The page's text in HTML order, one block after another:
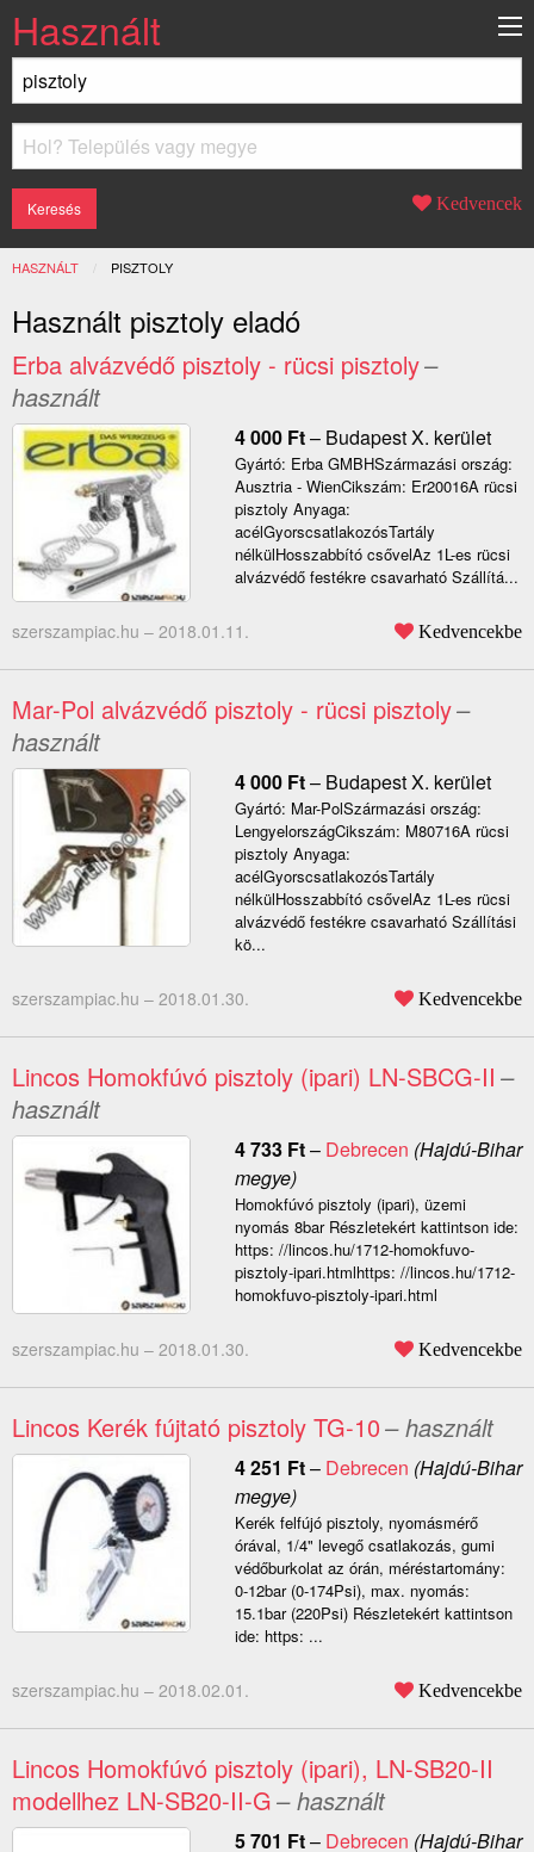
Használt
Kedvencek
HASZNÁLT JELENLEGI:
PISZTOLY
Használt pisztoly eladó
Erba alvázvédő pisztoly - rücsi pisztoly–
használt
4 000 Ft– Budapest X. kerület
Gyártó: Erba GMBHSzármazási ország:
Ausztria - WienCikszám: Er20016A rücsi
pisztoly Anyaga:
acélGyorscsatlakozósTartály
nélkülHosszabbító csővelAz 1L-es rücsi
alvázvédő festékre csavarható Szállítá...
szerszampiac.hu – 2018.01.11. Kedvencekbe
Mar-Pol alvázvédő pisztoly - rücsi pisztoly–
használt
4 000 Ft– Budapest X. kerület
Gyártó: Mar-PolSzármazási ország:
LengyelországCikszám: M80716A rücsi
pisztoly Anyaga:
acélGyorscsatlakozósTartály
nélkülHosszabbító csővelAz 1L-es rücsi
alvázvédő festékre csavarható Szállítási
kö...
szerszampiac.hu – 2018.01.30. Kedvencekbe
Lincos Homokfúvó pisztoly (ipari) LN-SBCG-II –
használt
4 733 Ft– Debrecen (Hajdú-Bihar
megye)
Homokfúvó pisztoly (ipari), üzemi
nyomás 8bar Részletekért kattintson ide:
https: //lincos.hu/1712-homokfuvo-
pisztoly-ipari.htmlhttps: //lincos.hu/1712-
homokfuvo-pisztoly-ipari.html
szerszampiac.hu – 2018.01.30. Kedvencekbe
Lincos Kerék fújtató pisztoly TG-10– használt
4 251 Ft– Debrecen (Hajdú-Bihar
megye)
Kerék felfújó pisztoly, nyomásmérő
órával, 1/4" levegő csatlakozás, gumi
védőburkolat az órán, méréstartomány:
0-12bar (0-174Psi), max. nyomás:
15.1bar (220Psi) Részletekért kattintson
ide: https: ...
szerszampiac.hu – 2018.02.01. Kedvencekbe
Lincos Homokfúvó pisztoly (ipari), LN-SB20-II
modellhez LN-SB20-II-G– használt
5 701 Ft– Debrecen (Hajdú-Bihar